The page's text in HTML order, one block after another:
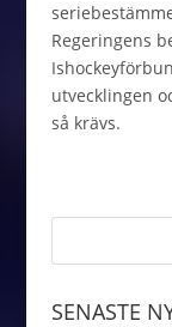
Regeringens
utvecklingen
så krävs.
SENASTE